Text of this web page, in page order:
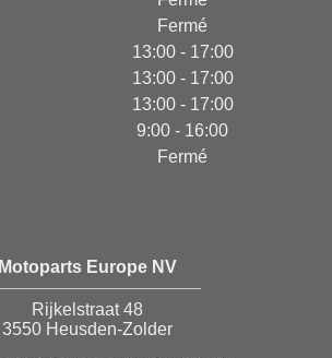
Fermé
13:00 - 17:00
13:00 - 17:00
13:00 - 17:00
9:00 - 16:00
Fermé
Motoparts Europe NV
Rijkelstraat 48
3550 Heusden-Zolder